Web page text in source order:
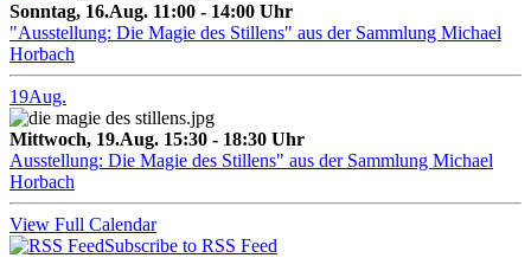
Sonntag, 16.Aug. 11:00 - 14:00 Uhr
"Ausstellung: Die Magie des Stillens" aus der Sammlung Michael
Horbach
19Aug.
Mittwoch, 19.Aug. 15:30 - 18:30 Uhr
Ausstellung: Die Magie des Stillens" aus der Sammlung Michael
Horbach
View Full Calendar
Subscribe to RSS Feed